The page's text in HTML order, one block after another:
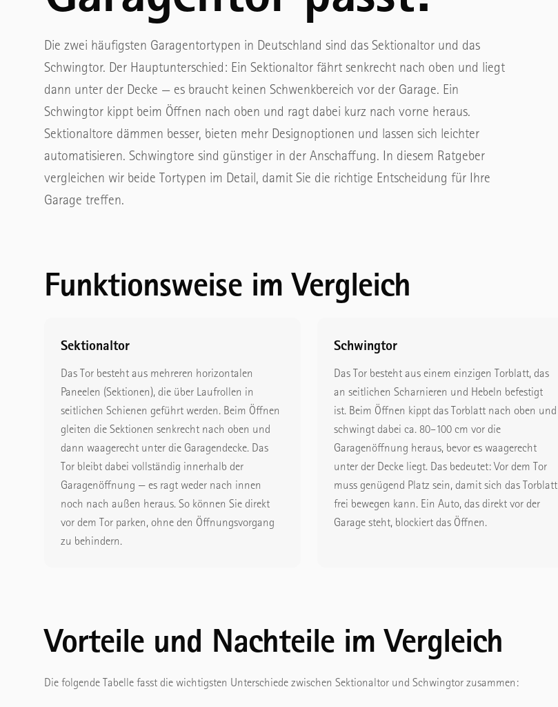
Eingangstüren
Nebentüren
Garagentorantriebe
Sporthallentore
LOGISTIK & TÜREN
Verladetechnik
Objektbau-Türen
Multifunktionstüren
Rauchschutz-Türen
Die zwei häufigsten Garagentortypen in Deutschland sind das Sektionaltor und das
Schwingtor. Der Hauptunterschied: Ein Sektionaltor fährt senkrecht nach oben und liegt
dann unter der Decke — es braucht keinen Schwenkbereich vor der Garage. Ein
Schwingtor kippt beim Öffnen nach oben und ragt dabei kurz nach vorne heraus.
Sektionaltore dämmen besser, bieten mehr Designoptionen und lassen sich leichter
automatisieren. Schwingtore sind günstiger in der Anschaffung. In diesem Ratgeber
vergleichen wir beide Tortypen im Detail, damit Sie die richtige Entscheidung für Ihre
Garage treffen.
Funktionsweise im Vergleich
Sektionaltor
Das Tor besteht aus mehreren horizontalen
Paneelen (Sektionen), die über Laufrollen in
seitlichen Schienen geführt werden. Beim Öffnen
gleiten die Sektionen senkrecht nach oben und
dann waagerecht unter die Garagendecke. Das
Tor bleibt dabei vollständig innerhalb der
Garagenöffnung — es ragt weder nach innen
noch nach außen heraus. So können Sie direkt
vor dem Tor parken, ohne den Öffnungsvorgang
zu behindern.
Schwingtor
Das Tor besteht aus einem einzigen Torblatt, das
an seitlichen Scharnieren und Hebeln befestigt
ist. Beim Öffnen kippt das Torblatt nach oben und
schwingt dabei ca. 80–100 cm vor die
Garagenöffnung heraus, bevor es waagerecht
unter der Decke liegt. Das bedeutet: Vor dem Tor
muss genügend Platz sein, damit sich das Torblatt
frei bewegen kann. Ein Auto, das direkt vor der
Garage steht, blockiert das Öffnen.
Vorteile und Nachteile im Vergleich
Die folgende Tabelle fasst die wichtigsten Unterschiede zwischen Sektionaltor und Schwingtor zusammen: